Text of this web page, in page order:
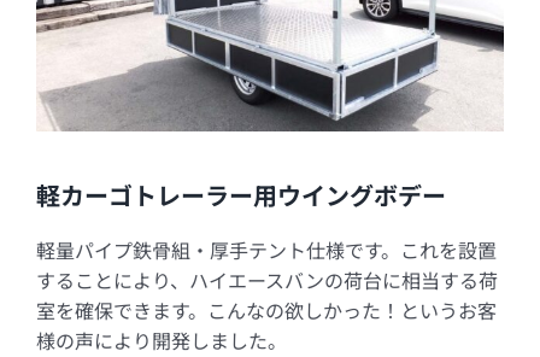
軽カーゴトレーラー用ウイングボデー
軽量パイプ鉄骨組・厚手テント仕様です。これを設置
することにより、ハイエースバンの荷台に相当する荷
室を確保できます。こんなの欲しかった！というお客
様の声により開発しました。